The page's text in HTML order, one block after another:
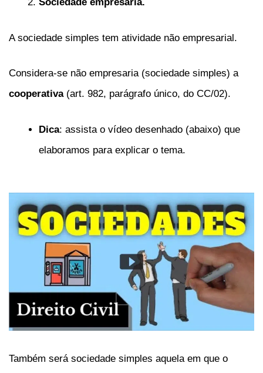
A sociedade simples tem atividade não empresarial.
Considera-se não empresaria (sociedade simples) a
cooperativa (art. 982, parágrafo único, do CC/02).
Dica: assista o vídeo desenhado (abaixo) que
elaboramos para explicar o tema.
Também será sociedade simples aquela em que o